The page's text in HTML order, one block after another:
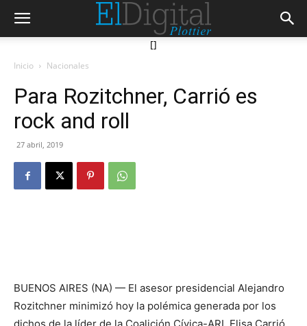
[]
Inicio Nacionales
Para Rozitchner, Carrió es
rock and roll
27 abril, 2019
BUENOS AIRES (NA) — El asesor presidencial Alejandro
Rozitchner minimizó hoy la polémica generada por los